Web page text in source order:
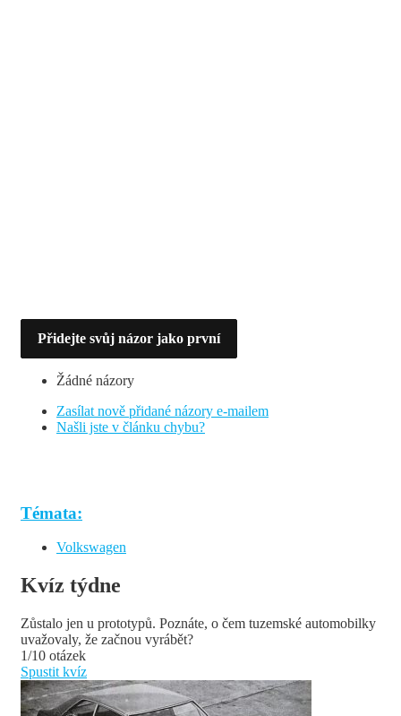
Přidejte svůj názor jako první
Žádné názory
Zasílat nově přidané názory e-mailem
Našli jste v článku chybu?
Témata:
Volkswagen
Kvíz týdne
Zůstalo jen u prototypů. Poznáte, o čem tuzemské automobilky
uvažovaly, že začnou vyrábět?
1/10 otázek
Spustit kvíz